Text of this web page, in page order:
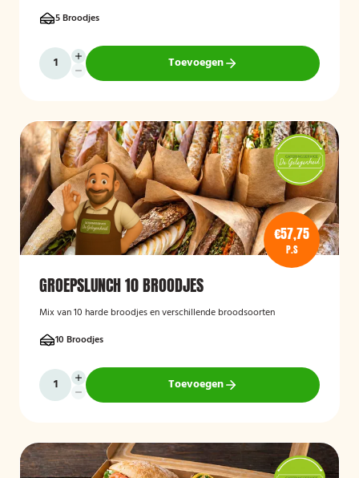
5 Broodjes
Toevoegen
€57,75
P.S
GROEPSLUNCH 10 BROODJES
Mix van 10 harde broodjes en verschillende broodsoorten
10 Broodjes
Toevoegen